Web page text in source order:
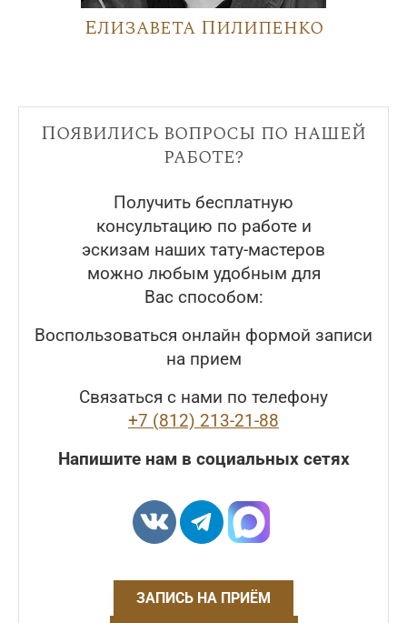
Елизавета Пилипенко
Появились вопросы по нашей
работе?
Получить бесплатную
консультацию по работе и
эскизам наших тату-мастеров
можно любым удобным для
Вас способом:
Воспользоваться онлайн формой записи
на прием
Связаться с нами по телефону
+7 (812) 213-21-88
Напишите нам в социальных сетях
ЗАПИСЬ НА ПРИЁМ